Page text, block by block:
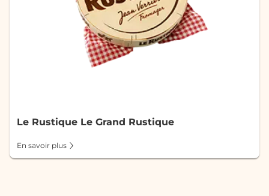
Le Rustique Le Grand Rustique
En savoir plus